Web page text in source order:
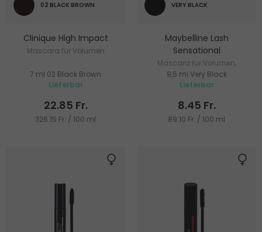
02 BLACK BROWN
Clinique High Impact
Mascara für Volumen
7 ml 02 Black Brown
Lieferbar
22.85 Fr.
326.15 Fr. / 100 ml
VERY BLACK
Maybelline Lash
Sensational
Mascara für Volumen,
Verlängerung und Pflege
9,5 ml Very Black
Lieferbar
8.45 Fr.
89.10 Fr. / 100 ml